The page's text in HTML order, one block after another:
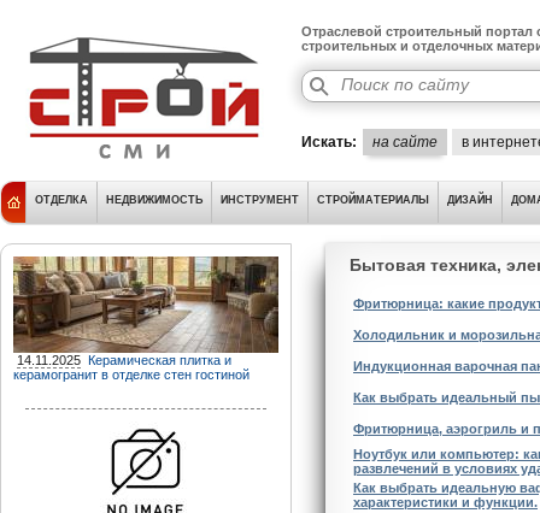
Отраслевой строительный портал
строительных и отделочных
Искать: на сайте в
ОТДЕЛКА НЕДВИЖИМОСТЬ ИНСТРУМЕНТ СТРОЙМАТЕРИАЛЫ ДИЗАЙН
14.11.2025 Керамическая плитка и
керамогранит в отделке стен гостиной
Бытовая техника,
Фритюрница: какие
Холодильник и
Индукционная варочная
Как выбрать идеальный
Фритюрница, аэрогриль и
Ноутбук или компьютер:
развлечений в условиях
Как выбрать идеальную
характеристики и функции.